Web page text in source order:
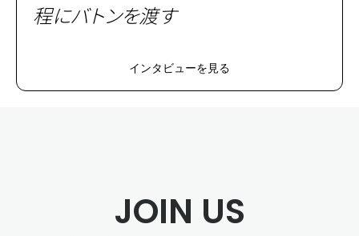
程にバトンを渡す
インタビューを見る
JOIN US